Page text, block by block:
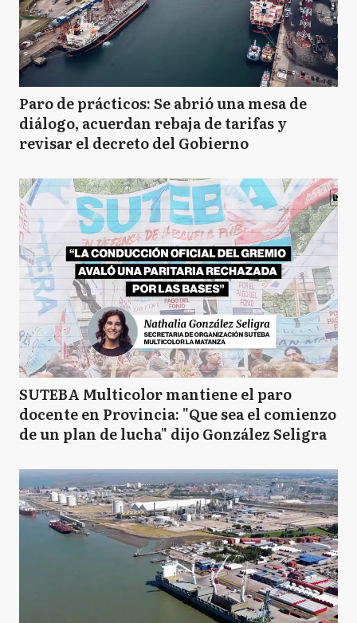
Paro de prácticos: Se abrió una mesa de
diálogo, acuerdan rebaja de tarifas y
revisar el decreto del Gobierno
SUTEBA Multicolor mantiene el paro
docente en Provincia: "Que sea el comienzo
de un plan de lucha" dijo González Seligra